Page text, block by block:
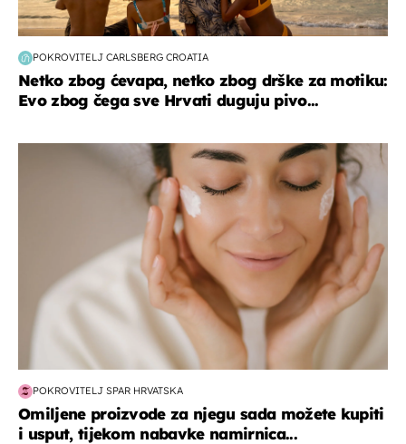
POKROVITELJ CARLSBERG CROATIA
Netko zbog ćevapa, netko zbog drške za motiku:
Evo zbog čega sve Hrvati duguju pivo...
moda & ljepota
POKROVITELJ SPAR HRVATSKA
Omiljene proizvode za njegu sada možete kupiti
i usput, tijekom nabavke namirnica...